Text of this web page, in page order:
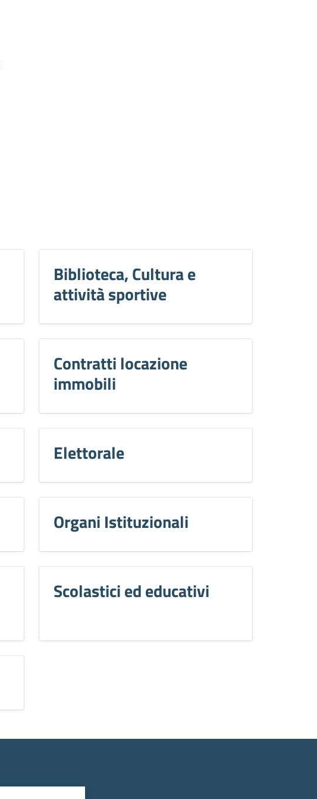
Biblioteca, Cultura e
attività sportive
Contratti locazione
immobili
Elettorale
Organi Istituzionali
Scolastici ed educativi